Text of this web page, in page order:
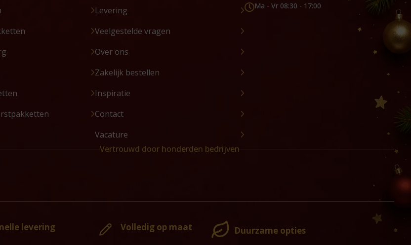
Levering
Veelgestelde vragen
Over ons
Zakelijk bestellen
Inspiratie
Contact
Vacature
Ma - Vr 08:30 - 17:00
Vertrouwd door honderden bedrijven
levering Volledig op maat Duurzame opties